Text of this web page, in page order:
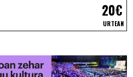
20€
URTEAN